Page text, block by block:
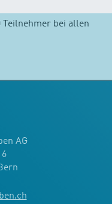
Teilnehmer bei allen
AG
6